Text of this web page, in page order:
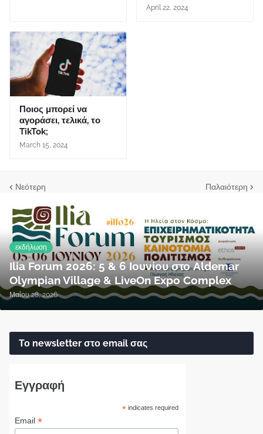
April 22, 2024
Ποιος μπορεί να
αγοράσει, τελικά, το
TikTok;
March 15, 2024
Νεότερη Παλαιότερη
εκδήλωση
Ilia Forum 2026: 5 & 6 Ιουνίου στο Aldemar
Olympian Village & LiveOn Expo Complex
Μαΐου 28, 2026
Το newsletter στο email σας
Εγγραφή
* indicates required
Email *